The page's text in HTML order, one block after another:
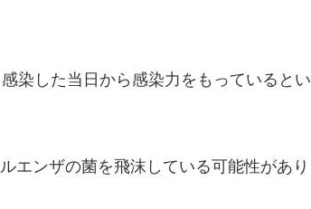
染した当日から感染力をもっているとい
エンザの菌を飛沫している可能性があり